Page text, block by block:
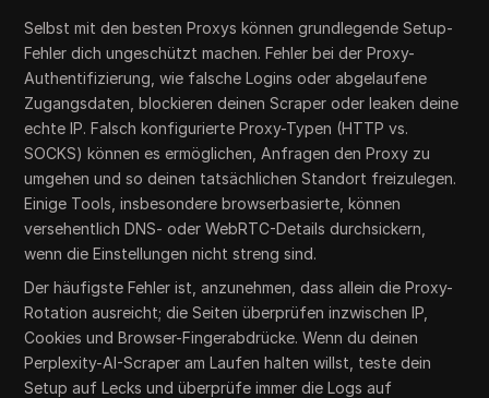
Selbst mit den besten Proxys können grundlegende Setup-
Fehler dich ungeschützt machen. Fehler bei der Proxy-
Authentifizierung, wie falsche Logins oder abgelaufene
Zugangsdaten, blockieren deinen Scraper oder leaken deine
echte IP. Falsch konfigurierte Proxy-Typen (HTTP vs.
SOCKS) können es ermöglichen, Anfragen den Proxy zu
umgehen und so deinen tatsächlichen Standort freizulegen.
Einige Tools, insbesondere browserbasierte, können
versehentlich DNS- oder WebRTC-Details durchsickern,
wenn die Einstellungen nicht streng sind.
Der häufigste Fehler ist, anzunehmen, dass allein die Proxy-
Rotation ausreicht; die Seiten überprüfen inzwischen IP,
Cookies und Browser-Fingerabdrücke. Wenn du deinen
Perplexity-AI-Scraper am Laufen halten willst, teste dein
Setup auf Lecks und überprüfe immer die Logs auf